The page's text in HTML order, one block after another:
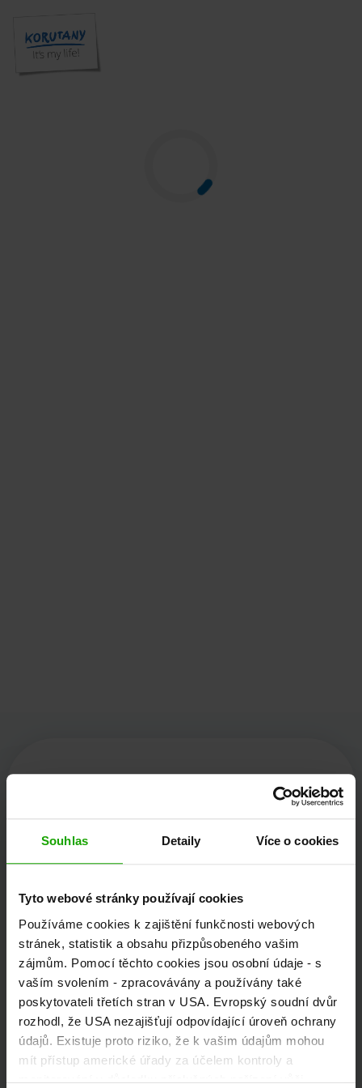
Souhlas Detaily Více o cookies
Tyto webové stránky používají cookies
Používáme cookies k zajištění funkčnosti webových
stránek, statistik a obsahu přizpůsobeného vašim
zájmům. Pomocí těchto cookies jsou osobní údaje - s
vaším svolením - zpracovávány a používány také
poskytovateli třetích stran v USA. Evropský soudní dvůr
rozhodl, že USA nezajišťují odpovídající úroveň ochrany
údajů. Existuje proto riziko, že k vašim údajům mohou
mít přístup americké úřady za účelem kontroly a
monitorování v důsledku příslušných nařízení vůči
9020 Klagenfurt
Rakousko
+43/463/3000
info@kaernten.at